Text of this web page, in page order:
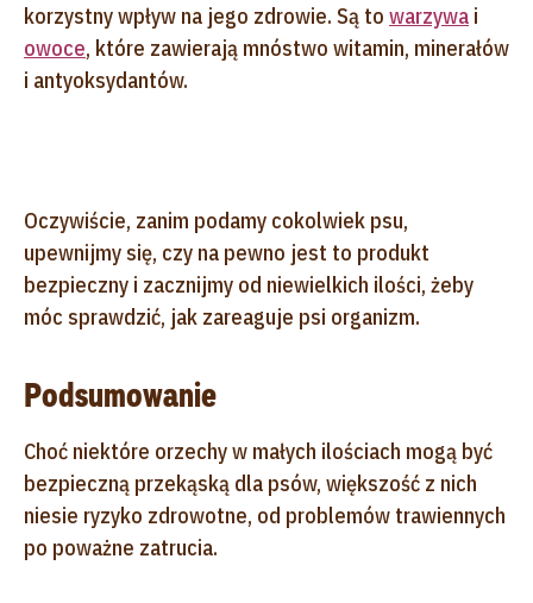
korzystny wpływ na jego zdrowie. Są to warzywa i
owoce, które zawierają mnóstwo witamin, minerałów
i antyoksydantów.
Oczywiście, zanim podamy cokolwiek psu,
upewnijmy się, czy na pewno jest to produkt
bezpieczny i zacznijmy od niewielkich ilości, żeby
móc sprawdzić, jak zareaguje psi organizm.
Podsumowanie
Choć niektóre orzechy w małych ilościach mogą być
bezpieczną przekąską dla psów, większość z nich
niesie ryzyko zdrowotne, od problemów trawiennych
po poważne zatrucia.